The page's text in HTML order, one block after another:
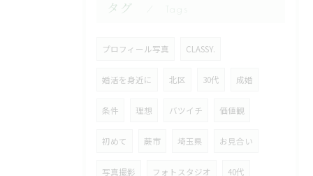
タグ
プロフィール写真 CLASSY.
婚活を身近に 北区 30代 成婚
条件 理想 バツイチ 価値観
初めて 蕨市 埼玉県 お見合い
写真撮影 フォトスタジオ 40代